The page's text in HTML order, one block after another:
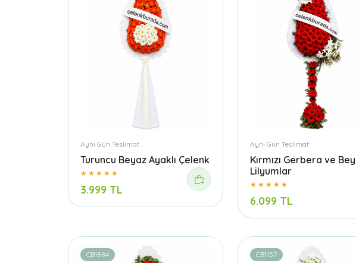
Aynı Gün Teslimat
Turuncu Beyaz Ayaklı Çelenk
3.999 TL
Aynı Gün Teslimat
Kırmızı Gerbera ve
Lilyumlar
6.099 TL
CB1884 CB1157